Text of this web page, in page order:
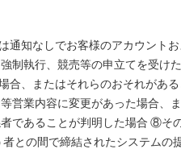
知なしでお客様のアカウント
執行、競売等の申立てを受け
、またはそれらのおそれがあ
業内容に変更があった場合、
であることが判明した場合 ⑧そ
の間で締結されたシステムの